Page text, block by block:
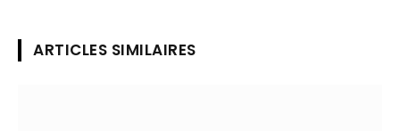
ARTICLES SIMILAIRES